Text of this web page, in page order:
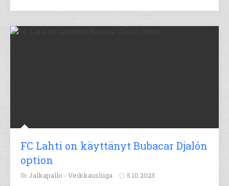
FC Lahti on käyttänyt Bubacar Djalón
option
Jalkapallo - Veikkausliiga 5.10.2023